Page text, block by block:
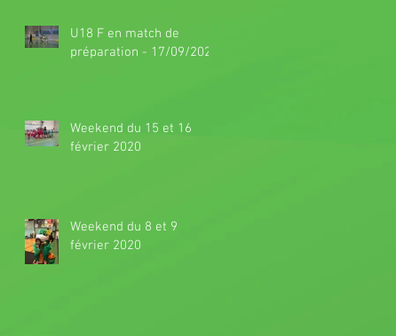
U18 F en match de
préparation - 17/09/2020
Weekend du 15 et 16
février 2020
Weekend du 8 et 9
février 2020